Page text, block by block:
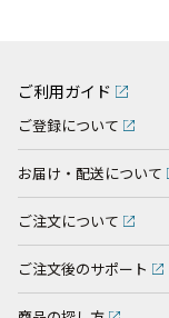
ご利用ガイド
ご登録について
お届け・配送について
ご注文について
ご注文後のサポート